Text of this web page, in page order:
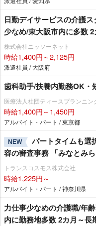
日勤デイサービスの介護
少なめ/東大阪市内に多数
株式会社ニッソーネット
時給1,400円～2,125円
派遣社員 / 大阪府
歯科助手/扶養内勤務OK・
医療法人社団ティースプランニン
時給1,400円～1,450円
アルバイト・パート / 東京都
NEW
パートタイムも選
容の審査事務 「みなとみら
トランスコスモス株式会社
時給1,225円～
アルバイト・パート / 神奈川県
力仕事少なめの介護職/年
内に勤務地多数 2カ月～長